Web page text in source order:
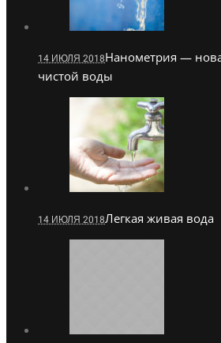
14 ИЮЛЯ 2018Нанометрия —
чистой воды
14 ИЮЛЯ 2018Легкая живая вода